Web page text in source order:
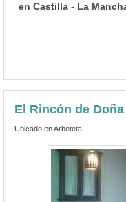
en Castilla - La
El Rincón de
Ubicado en Arbeteta